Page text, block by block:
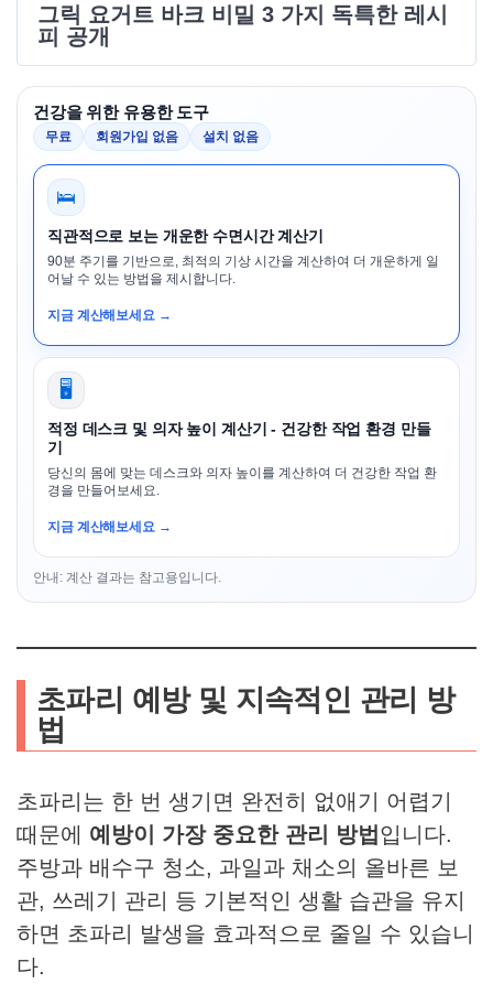
그릭 요거트 바크 비밀 3 가지 독특한 레시
피 공개
건강을 위한 유용한 도구
무료 회원가입 없음 설치 없음
🛌
직관적으로 보는 개운한 수면시간 계산기
90분 주기를 기반으로, 최적의 기상 시간을 계산하여 더 개운하게 일
어날 수 있는 방법을 제시합니다.
지금 계산해보세요 →
🖥️
적정 데스크 및 의자 높이 계산기 - 건강한 작업 환경 만들
기
당신의 몸에 맞는 데스크와 의자 높이를 계산하여 더 건강한 작업 환
경을 만들어보세요.
지금 계산해보세요 →
안내: 계산 결과는 참고용입니다.
초파리 예방 및 지속적인 관리 방
법
초파리는 한 번 생기면 완전히 없애기 어렵기
때문에 예방이 가장 중요한 관리 방법 입니다.
주방과 배수구 청소, 과일과 채소의 올바른 보
관, 쓰레기 관리 등 기본적인 생활 습관을 유지
하면 초파리 발생을 효과적으로 줄일 수 있습니
다.